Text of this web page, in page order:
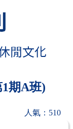
期A班)
人氣：510